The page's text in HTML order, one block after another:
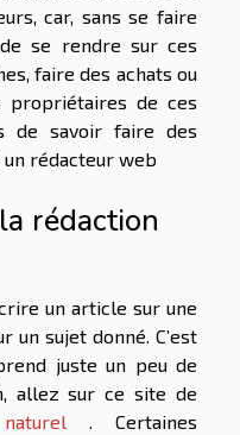
car, sans se faire
se rendre sur ces
faire des achats ou
propriétaires de ces
de savoir faire des
rédacteur web
rédaction
un article sur une
un sujet donné. C’est
juste un peu de
allez sur ce site de
. Certaines